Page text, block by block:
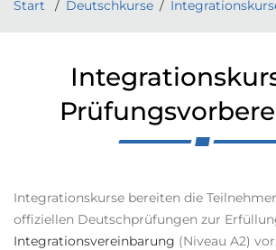
Start Deutschkurse
Integrationskurse bereiten die
offiziellen Deutschprüfungen zur
Integrationsvereinbarung (Niveau A2)